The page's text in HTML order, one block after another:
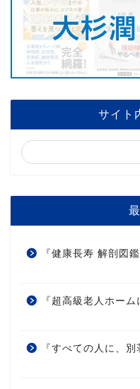
サイト
『健康長寿 解剖図鑑
『超高級老人ホーム
『すべての人に、